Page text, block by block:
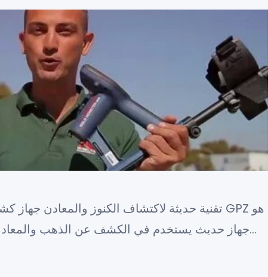
جهاز حديث يستخدم في الكشف عن الذهب والمعادن بطريقة دقيقة وفعالة. تعتمد تقنية…